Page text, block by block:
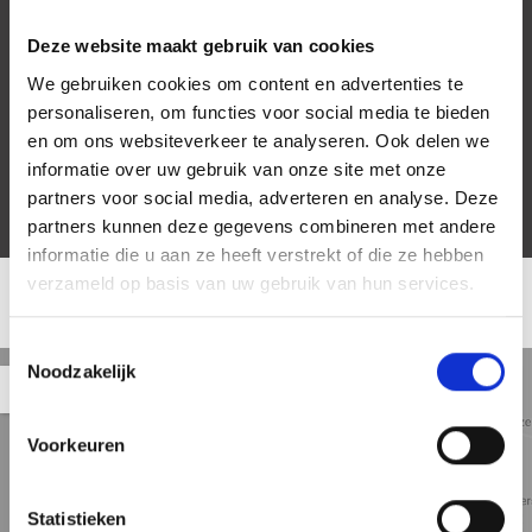
Deze website maakt gebruik van cookies
We gebruiken cookies om content en advertenties te
personaliseren, om functies voor social media te bieden
en om ons websiteverkeer te analyseren. Ook delen we
informatie over uw gebruik van onze site met onze
partners voor social media, adverteren en analyse. Deze
partners kunnen deze gegevens combineren met andere
informatie die u aan ze heeft verstrekt of die ze hebben
verzameld op basis van uw gebruik van hun services.
Toestemmingsselectie
Noodzakelijk
Voorkeuren
Statistieken
immediate vicinity, you’ll find various shops, supermarkets,
restaurants, and public transport. The corner location and the view
of the square create a lively yet peaceful living experience. The
neighborhood is easily accessible by car and public transport,
offering the perfect mix of city amenities and beachside living.
Features
- Approx. 50 m² living space
- Storage room of approx. 3.5 m²
- Two outdoor spaces
- Energy label B
- Monthly owners’ association (VvE) contribution: €200
- Asbestos, age, and non-owner-occupancy clauses apply
LOCATIE
Straat
Kaart